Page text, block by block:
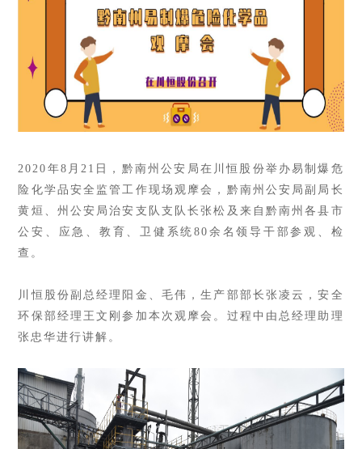
2020年8月21日，黔南州公安局在川恒股份举办易制爆危
险化学品安全监管工作现场观摩会，黔南州公安局副局长
黄烜、州公安局治安支队支队长张松及来自黔南州各县市
公安、应急、教育、卫健系统80余名领导干部参观、检
查。
川恒股份副总经理阳金、毛伟，生产部部长张凌云，安全
环保部经理王文刚参加本次观摩会。过程中由总经理助理
张忠华进行讲解。